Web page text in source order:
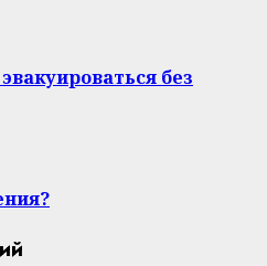
без